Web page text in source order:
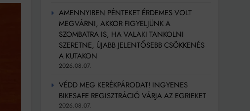
AMENNYIBEN PÉNTEKET ÉRDEMES VOLT
MEGVÁRNI, AKKOR FIGYELJÜNK A
SZOMBATRA IS, HA VALAKI TANKOLNI
SZERETNE, ÚJABB JELENTŐSEBB CSÖKKENÉS
A KUTAKON
2026.08.07.
VÉDD MEG KERÉKPÁRODAT! INGYENES
BIKESAFE REGISZTRÁCIÓ VÁRJA AZ EGRIEKET
2026.08.07.